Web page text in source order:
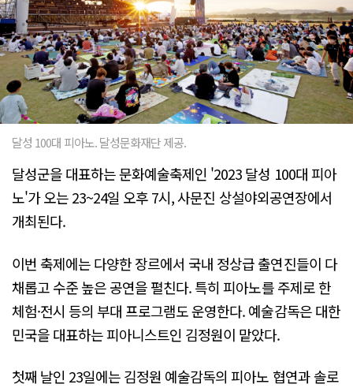
달성 100대 피아노. 달성문화재단 제공.
달성군을 대표하는 문화예술축제인 '2023 달성 100대 피아
노'가 오는 23~24일 오후 7시, 사문진 상설야외공연장에서
개최된다.
이번 축제에는 다양한 장르에서 국내 정상급 출연진들이 다
채롭고 수준 높은 공연을 펼친다. 특히 피아노를 주제로 한
체험·전시 등의 부대 프로그램도 운영한다. 예술감독은 대한
민국을 대표하는 피아니스트인 김정원이 맡았다.
첫째 날인 23일에는 김정원 예술감독의 피아노 협연과 솔로